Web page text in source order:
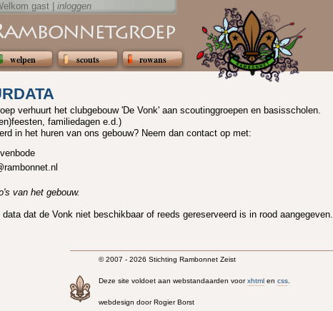
gast | inloggen
welpen scouts rowans
verhuurt het clubgebouw 'De Vonk' aan scoutinggroepen en basisscholen.
familiedagen e.d.)
in het huren van ons gebouw? Neem dan contact op met:
van het gebouw.
data dat de Vonk niet beschikbaar of reeds gereserveerd is in rood aangegeven.
© 2007 - 2026 Stichting Rambonnet Zeist
Deze site voldoet aan webstandaarden voorxhtml en css
webdesign door Rogier Borst